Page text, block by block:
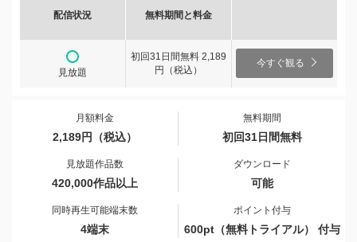
配信状況 無料期間と料金
見放題
初回31日間無料 2,189
円（税込）
今すぐ観る
月額料金
2,189円（税込）
無料期間
初回31日間無料
見放題作品数
420,000作品以上
ダウンロード
可能
同時再生可能端末数
4端末
ポイント付与
600pt（無料トライアル） 付与